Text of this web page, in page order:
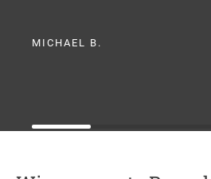
MICHAEL B.